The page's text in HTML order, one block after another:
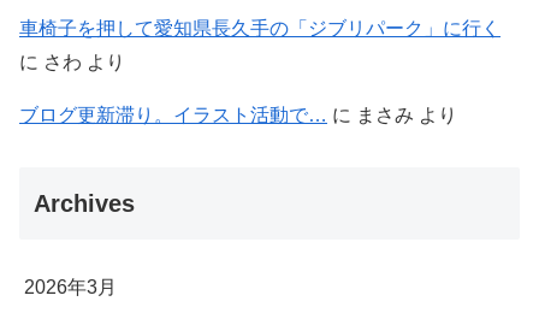
車椅子を押して愛知県長久手の「ジブリパーク」に行く
に さわ より
ブログ更新滞り。イラスト活動で… に まさみ より
Archives
2026年3月